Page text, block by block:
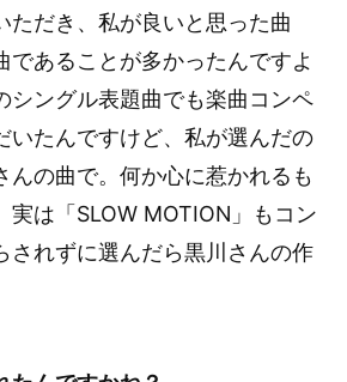
ただき、私が良いと思った曲
であることが多かったんですよ
シングル表題曲でも楽曲コンペ
いたんですけど、私が選んだの
んの曲で。何か心に惹かれるも
実は「SLOW MOTION」もコン
されずに選んだら黒川さんの作